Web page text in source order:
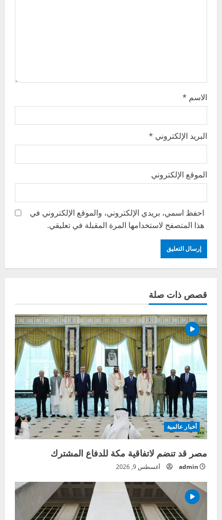
الاسم *
البريد الإلكتروني *
الموقع الإلكتروني
احفظ اسمي، بريدي الإلكتروني، والموقع الإلكتروني في
هذا المتصفح لاستخدامها المرة المقبلة في تعليقي.
قصص ذات صلة
أخبار عالمية
مصر قد تنضم لاتفاقية مكة للدفاع المشترك
admin أغسطس 9, 2026